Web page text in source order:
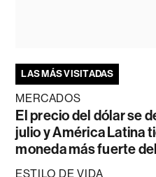
LAS MÁS VISITADAS
MERCADOS
El precio del dólar se
julio y América Latina
moneda más fuerte
ESTILO DE VIDA